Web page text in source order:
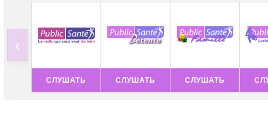
‹
СЛУШАТЬ СЛУШАТЬ СЛУШАТЬ